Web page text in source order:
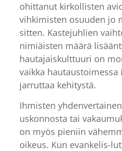
ohittanut kirkollisten
vihkimisten osuuden jo
sitten. Kastejuhlien
nimiäisten määrä
hautajaiskulttuuri on
vaikka
jarruttaa kehitystä.
Ihmisten
uskonnosta tai
on myös pieniin
oikeus. Kun evankelis-